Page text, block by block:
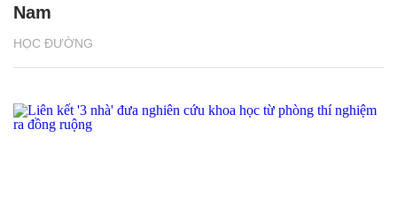
HỌC ĐƯỜNG
Nam